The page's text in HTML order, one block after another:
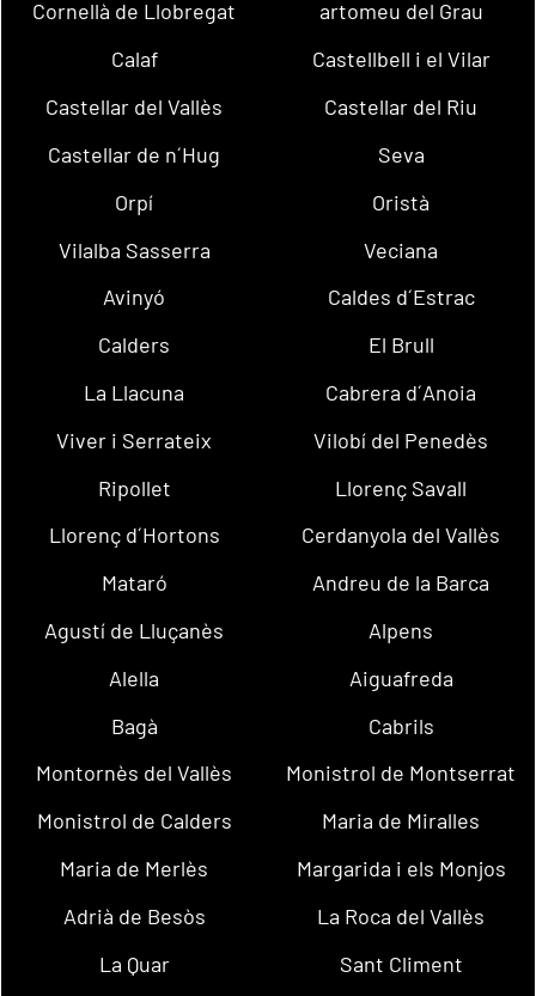
Cornellà de Llobregat
artomeu del Grau
Calaf
Castellbell i el Vilar
Castellar del Vallès
Castellar del Riu
Castellar de n´Hug
Seva
Orpí
Oristà
Vilalba Sasserra
Veciana
Avinyó
Caldes d´Estrac
Calders
El Brull
La Llacuna
Cabrera d´Anoia
Viver i Serrateix
Vilobí del Penedès
Ripollet
Llorenç Savall
Llorenç d´Hortons
Cerdanyola del Vallès
Mataró
Andreu de la Barca
Agustí de Lluçanès
Alpens
Alella
Aiguafreda
Bagà
Cabrils
Montornès del Vallès
Monistrol de Montserrat
Monistrol de Calders
Maria de Miralles
Maria de Merlès
Margarida i els Monjos
Adrià de Besòs
La Roca del Vallès
La Quar
Sant Climent